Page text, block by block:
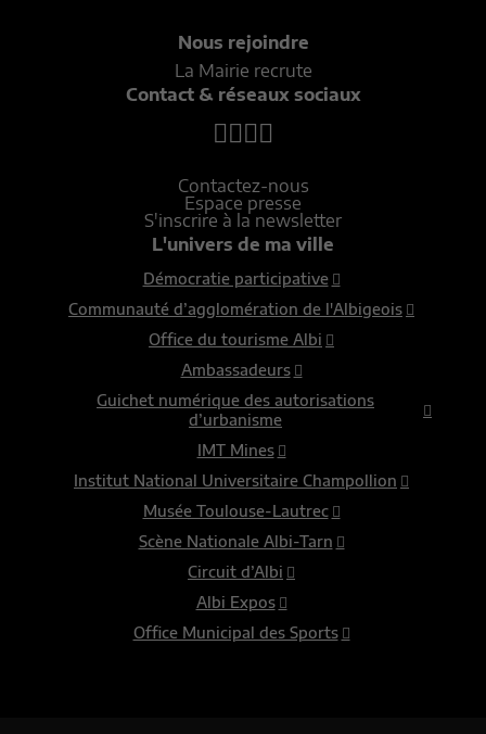
Nous rejoindre
La Mairie recrute
Contact & réseaux sociaux
Contactez-nous
Espace presse
S'inscrire à la newsletter
L'univers de ma ville
Démocratie participative
Communauté d’agglomération de l'Albigeois
Office du tourisme Albi
Ambassadeurs
Guichet numérique des autorisations
d’urbanisme
IMT Mines
Institut National Universitaire Champollion
Musée Toulouse-Lautrec
Scène Nationale Albi-Tarn
Circuit d’Albi
Albi Expos
Office Municipal des Sports